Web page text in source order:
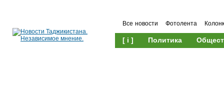
Все новости Фотолента
[ i ] Политика